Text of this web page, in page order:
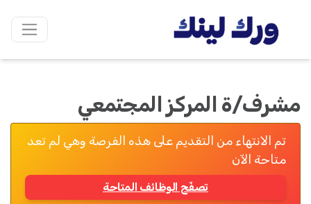
مشرف/ة المركز المجتمعي
تم الانتهاء من التقديم على هذه الفرصة وهي لم تعد
متاحة الآن
تصفّح الوظائف المتاحة